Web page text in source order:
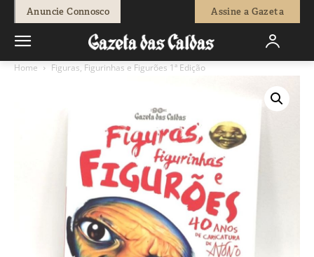
Anuncie Connosco Assine a Gazeta
Home Figuras, Figurinhas e Figurões 1ª Edição